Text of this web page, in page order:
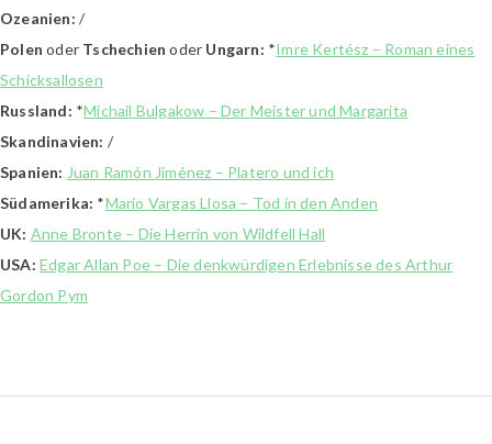
Ozeanien: /
Polenoder Tschechienoder Ungarn: *Imre Kertész – Roman eines
Schicksallosen
Russland: *Michail Bulgakow – Der Meister und Margarita
Skandinavien: /
Spanien: Juan Ramón Jiménez – Platero und ich
Südamerika: *Mario Vargas Llosa – Tod in den Anden
UK: Anne Bronte – Die Herrin von Wildfell Hall
USA: Edgar Allan Poe – Die denkwürdigen Erlebnisse des Arthur
Gordon Pym